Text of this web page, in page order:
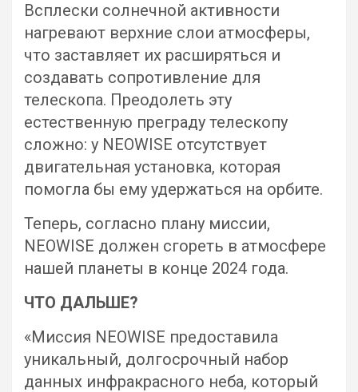
Всплески солнечной активности
нагревают верхние слои атмосферы,
что заставляет их расширяться и
создавать сопротивление для
телескопа. Преодолеть эту
естественную преграду телескопу
сложно: у NEOWISE отсутствует
двигательная установка, которая
помогла бы ему удержаться на орбите.
Теперь, согласно плану миссии,
NEOWISE должен сгореть в атмосфере
нашей планеты в конце 2024 года.
ЧТО ДАЛЬШЕ?
«Миссия NEOWISE предоставила
уникальный, долгосрочный набор
данных инфракрасного неба, который